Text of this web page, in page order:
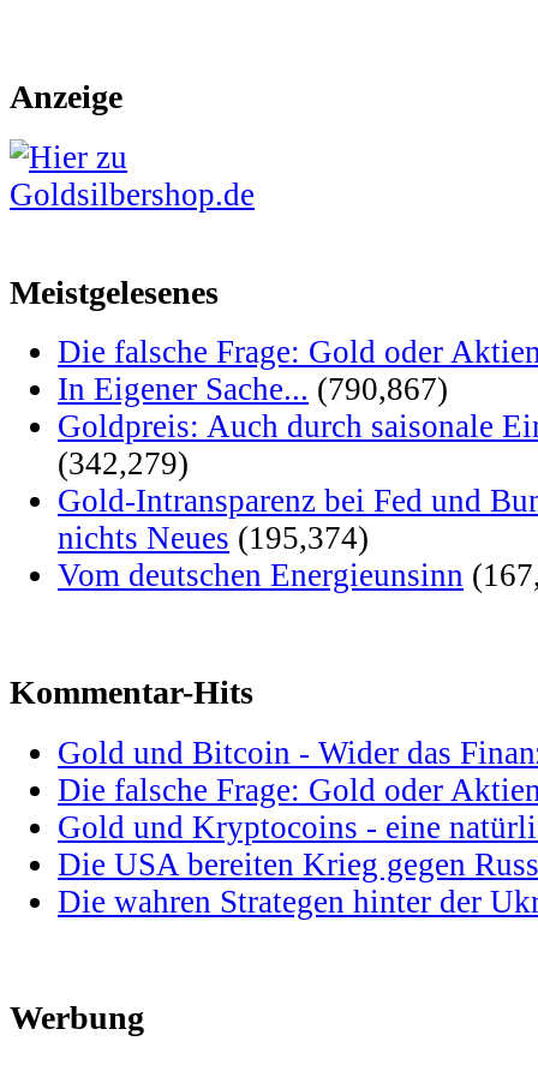
Anzeige
Meistgelesenes
Die falsche Frage: Gold oder
In Eigener Sache... (790,867)
Goldpreis: Auch durch saisonale
(342,279)
Gold-Intransparenz bei Fed und
nichts Neues (195,374)
Vom deutschen Energieunsinn
Kommentar-Hits
Gold und Bitcoin - Wider das
Die falsche Frage: Gold oder
Gold und Kryptocoins - eine
Die USA bereiten Krieg gegen
Die wahren Strategen hinter der
Werbung